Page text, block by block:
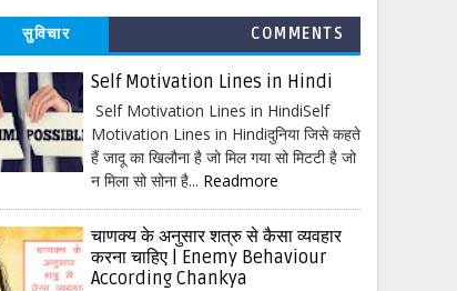
सुविचार COMMENTS
Self Motivation Lines in Hindi
Self Motivation Lines in HindiSelf
Motivation Lines in Hindiदुनिया जिसे कहते
हैं जादू का खिलौना है जो मिल गया सो मिटटी है जो
न मिला सो सोना है... Readmore
चाणक्य के अनुसार शत्रु से कैसा व्यवहार
करना चाहिए | Enemy Behaviour
According Chankya